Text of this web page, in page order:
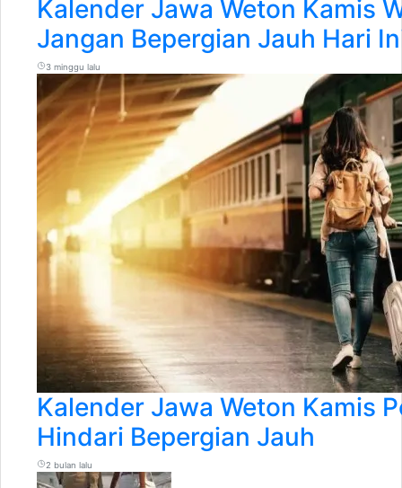
Kalender Jawa Weton Kamis
Jangan Bepergian Jauh Hari
3 minggu lalu
Kalender Jawa Weton Kamis
Hindari Bepergian Jauh
2 bulan lalu